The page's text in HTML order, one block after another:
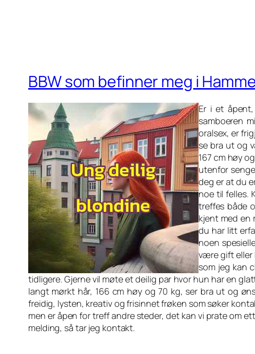
BBW som befinner meg i
Er i et
samboeren
oralsex, er
se bra ut og
167 cm høy
utenfor
deg er at du
noe til felles.
treffes både
kjent med en
du har litt
noen
være gift eller
som jeg kan
tidligere. Gjerne vil møte et deilig par hvor hun har en
langt mørkt hår, 166 cm høy og 70 kg, ser bra ut og
freidig, lysten, kreativ og frisinnet frøken som søker
men er åpen for treff andre steder, det kan vi prate om
melding, så tar jeg kontakt.